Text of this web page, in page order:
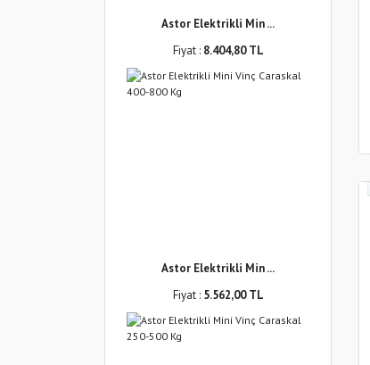
Astor Elektrikli Min ...
Fiyat : 8.404,80 TL
Astor Elektrikli Min ...
Fiyat : 5.562,00 TL